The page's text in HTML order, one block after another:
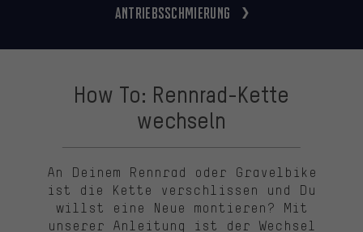
Antriebsschmierung
How To: Rennrad-Kette
wechseln
An Deinem Rennrad oder Gravelbike
ist die Kette verschlissen und Du
willst eine Neue montieren? Mit
unserer Anleitung ist der Wechsel